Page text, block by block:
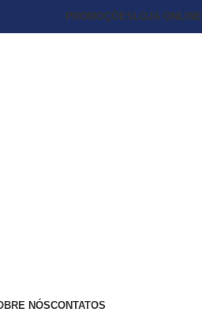
PROMOÇÕES LOJA ONLINE
NÓSCONTATOS